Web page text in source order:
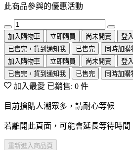
此商品參與的優惠活動
加入購物車 立即購買 尚未開賣 登
已售完，貨到通知我
已售完 同時加購
加入購物車
立即購買 尚未開賣 登
已售完，貨到通知我
已售完 同時加購
加入最愛 已銷售: 0 件
目前搶購人潮眾多，請耐心等候
若離開此頁面，可能會延長等待時間
重新進入商品頁